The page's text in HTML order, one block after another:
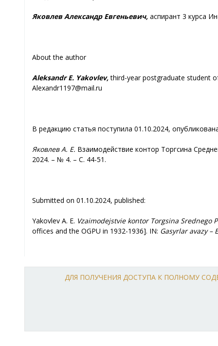
Яковлев Александр Евгеньевич, аспирант 3 курса
About the author
Aleksandr E. Yakovlev,third-year postgraduate student
Alexandr1197@mail.ru
В редакцию статья поступила 01.10.2024,
Яковлев А. Е. Взаимодействие контор Торгсина
2024. – № 4. – С. 44-51.
Submitted on 01.10.2024, published:
Yakovlev A. E. Vzaimodejstvie kontor Torgsina Srednego
offices and the OGPU in 1932-1936]. IN: Gasyrlar avazy –
ДЛЯ ПОЛУЧЕНИЯ ДОСТУПА К ПОЛНОМУ